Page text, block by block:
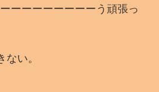
ーーーーーーーーう頑張っ
い。